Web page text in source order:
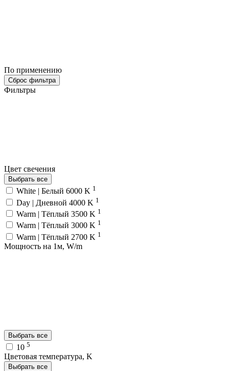
По применению
Сброс фильтра
Фильтры
Цвет свечения
Выбрать все
White | Белый 6000 K 1
Day | Дневной 4000 K 1
Warm | Тёплый 3500 K 1
Warm | Тёплый 3000 K 1
Warm | Тёплый 2700 K 1
Мощность на 1м, W/m
Выбрать все
10 5
Цветовая температура, K
Выбрать все